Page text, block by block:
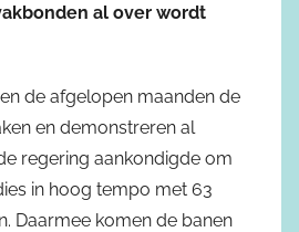
al over wordt
de afgelopen maanden de
en demonstreren al
regering aankondigde om
in hoog tempo met 63
Daarmee komen de banen